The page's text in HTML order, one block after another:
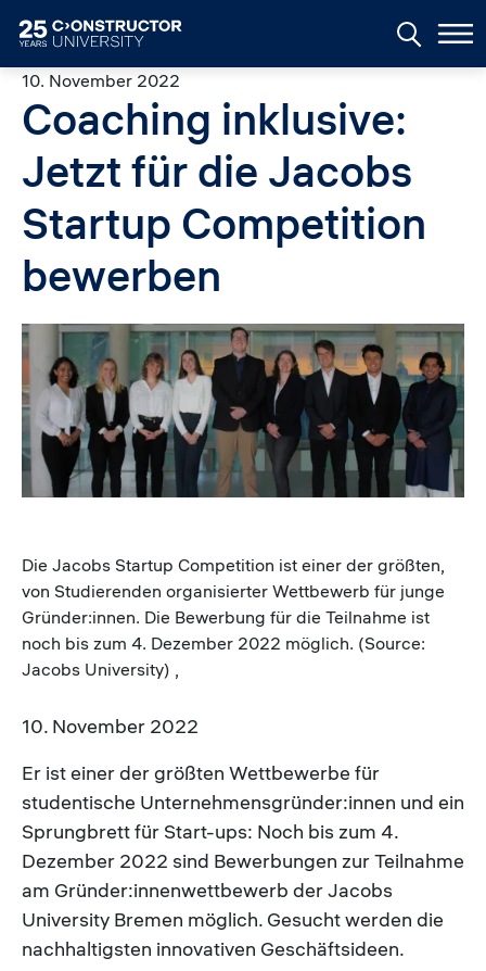
10. November 2022
Coaching inklusive:
Jetzt für die Jacobs
Startup Competition
bewerben
Image
Die Jacobs Startup Competition ist einer der größten,
von Studierenden organisierter Wettbewerb für junge
Gründer:innen. Die Bewerbung für die Teilnahme ist
noch bis zum 4. Dezember 2022 möglich. (Source:
Jacobs University) ,
10. November 2022
Er ist einer der größten Wettbewerbe für
studentische Unternehmensgründer:innen und ein
Sprungbrett für Start-ups: Noch bis zum 4.
Dezember 2022 sind Bewerbungen zur Teilnahme
am Gründer:innenwettbewerb der Jacobs
University Bremen möglich. Gesucht werden die
nachhaltigsten innovativen Geschäftsideen.